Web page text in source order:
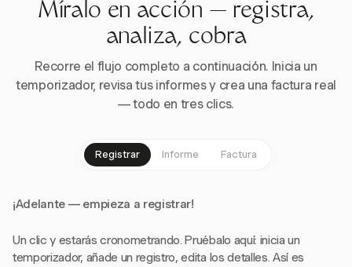
Míralo en acción — registra,
analiza, cobra
Recorre el flujo completo a continuación. Inicia un
temporizador, revisa tus informes y crea una factura real
— todo en tres clics.
Registrar Informe Factura
¡Adelante — empieza a registrar!
Un clic y estarás cronometrando. Pruébalo aquí: inicia un
temporizador, añade un registro, edita los detalles. Así es